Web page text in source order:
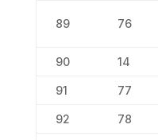
89 76
90 14
91 77
92 78